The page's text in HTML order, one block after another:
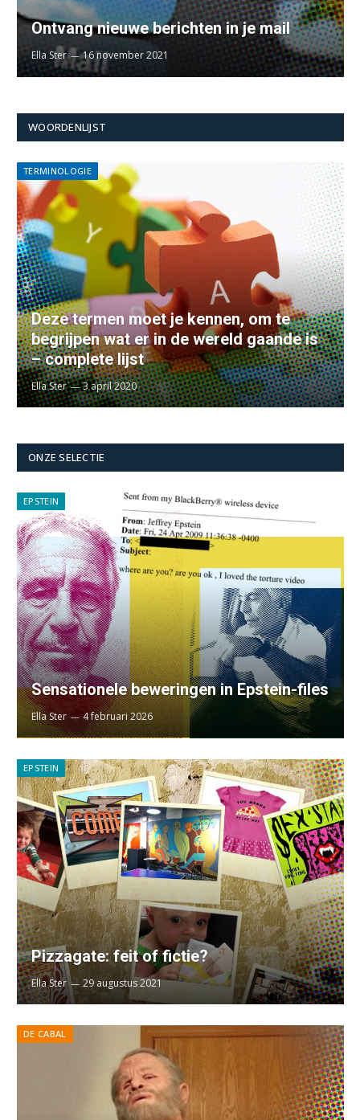
Ontvang nieuwe berichten in je mail
Ella Ster 16 november 2021
WOORDENLIJST
TERMINOLOGIE
Deze termen moet je kennen, om te
begrijpen wat er in de wereld gaande is
– complete lijst
Ella Ster 3 april 2020
ONZE SELECTIE
EPSTEIN
Sensationele beweringen in Epstein-files
Ella Ster 4 februari 2026
EPSTEIN
Pizzagate: feit of fictie?
Ella Ster 29 augustus 2021
DE CABAL